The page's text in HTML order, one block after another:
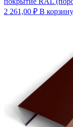
2 261,00 ₽ В корзину